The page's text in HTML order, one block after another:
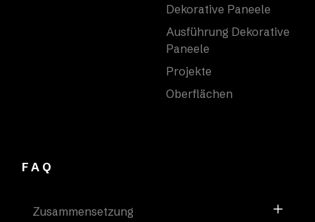
Dekorative Paneele
Ausführung Dekorative
Paneele
Projekte
Oberflächen
FAQ
Zusammensetzung